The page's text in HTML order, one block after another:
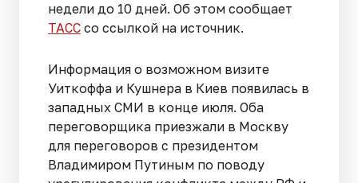
недели до 10 дней. Об этом сообщает
ТАСС со ссылкой на источник.
Информация о возможном визите
Уиткоффа и Кушнера в Киев появилась в
западных СМИ в конце июля. Оба
переговорщика приезжали в Москву
для переговоров с президентом
Владимиром Путиным по поводу